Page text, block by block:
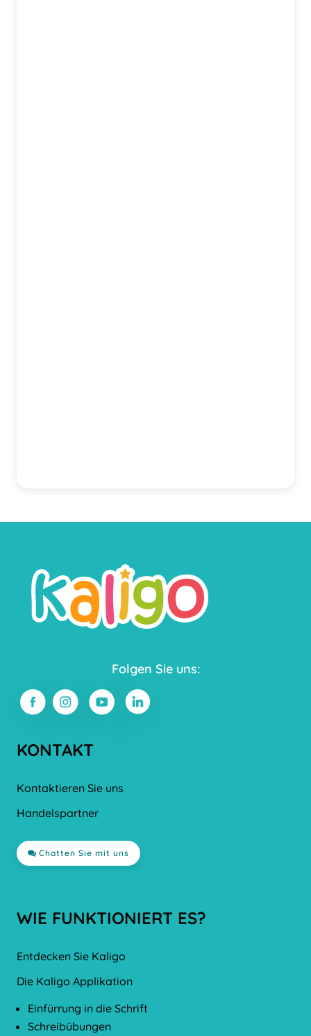
Folgen Sie uns:
KONTAKT
Kontaktieren Sie uns
Handelspartner
Chatten Sie mit uns
WIE FUNKTIONIERT ES?
Entdecken Sie Kaligo
Die Kaligo Applikation
Einfürrung in die Schrift
Schreibübungen